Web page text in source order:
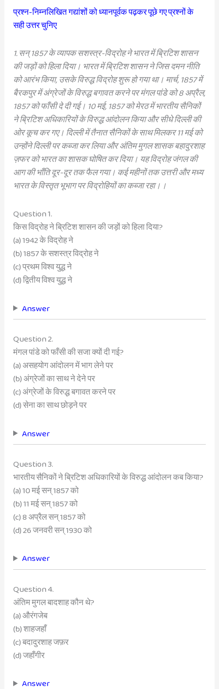
प्रश्न-निम्नलिखित गद्यांशों को ध्यानपूर्वक पढ़कर पूछे गए प्रश्नों के
सही उत्तर चुनिए
1. सन् 1857 के व्यापक सशस्त्र-विद्रोह ने भारत में ब्रिटिश शासन
की जड़ों को हिला दिया। भारत में ब्रिटिश शासन ने जिस दमन नीति
को आरंभ किया, उसके विरुद्ध विद्रोह शुरू हो गया था। मार्च, 1857 में
बैरकपुर में अंग्रेजों के विरुद्ध बगावत करने पर मंगल पांडे को 8 अप्रैल,
1857 को फाँसी दे दी गई। 10 मई, 1857 को मेरठ में भारतीय सैनिकों
ने ब्रिटिश अधिकारियों के विरुद्ध आंदोलन किया और सीधे दिल्ली की
ओर कूच कर गए। दिल्ली में तैनात सैनिकों के साथ मिलकर 11 मई को
उन्होंने दिल्ली पर कब्जा कर लिया और अंतिम मुगल शासक बहादुरशाह
ज़फर को भारत का शासक घोषित कर दिया। यह विद्रोह जंगल की
आग की भाँति दूर-दूर तक फैल गया। कई महीनों तक उत्तरी और मध्य
भारत के विस्तृत भूभाग पर विद्रोहियों का कब्जा रहा।।
Question 1.
किस विद्रोह ने ब्रिटिश शासन की जड़ों को हिला दिया?
(a) 1942 के विद्रोह ने
(b) 1857 के सशस्त्र विद्रोह ने
(c) प्रथम विश्व युद्ध ने
(d) द्वितीय विश्व युद्ध ने
Answer
Question 2.
मंगल पांडे को फाँसी की सजा क्यों दी गई?
(a) असहयोग आंदोलन में भाग लेने पर
(b) अंग्रेजों का साथ ने देने पर
(c) अंग्रेजों के विरुद्ध बगावत करने पर
(d) सेना का साथ छोड़ने पर
Answer
Question 3.
भारतीय सैनिकों ने ब्रिटिश अधिकारियों के विरुद्ध आंदोलन कब किया?
(a) 10 मई सन् 1857 को
(b) 11 मई सन् 1857 को
(c) 8 अप्रैल सन् 1857 को
(d) 26 जनवरी सन् 1930 को
Answer
Question 4.
अंतिम मुगल बादशाह कौन थे?
(a) औरंगजेब
(b) शाहजहाँ
(c) बदादुरशाह जफ़र
(d) जहाँगीर
Answer